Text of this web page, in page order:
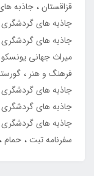
قزاقستان جاذبه
جاذبه های
جاذبه های گردشگری
میراث جهانی یونسکو
فرهنگ و هنر
جاذبه های گردشگری
جاذبه های گردشگری
جاذبه های
سفرنامه تبت حمام